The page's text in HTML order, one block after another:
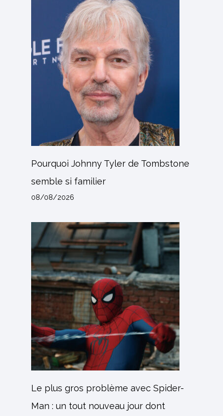
Pourquoi Johnny Tyler de Tombstone
semble si familier
08/08/2026
Le plus gros problème avec Spider-
Man : un tout nouveau jour dont